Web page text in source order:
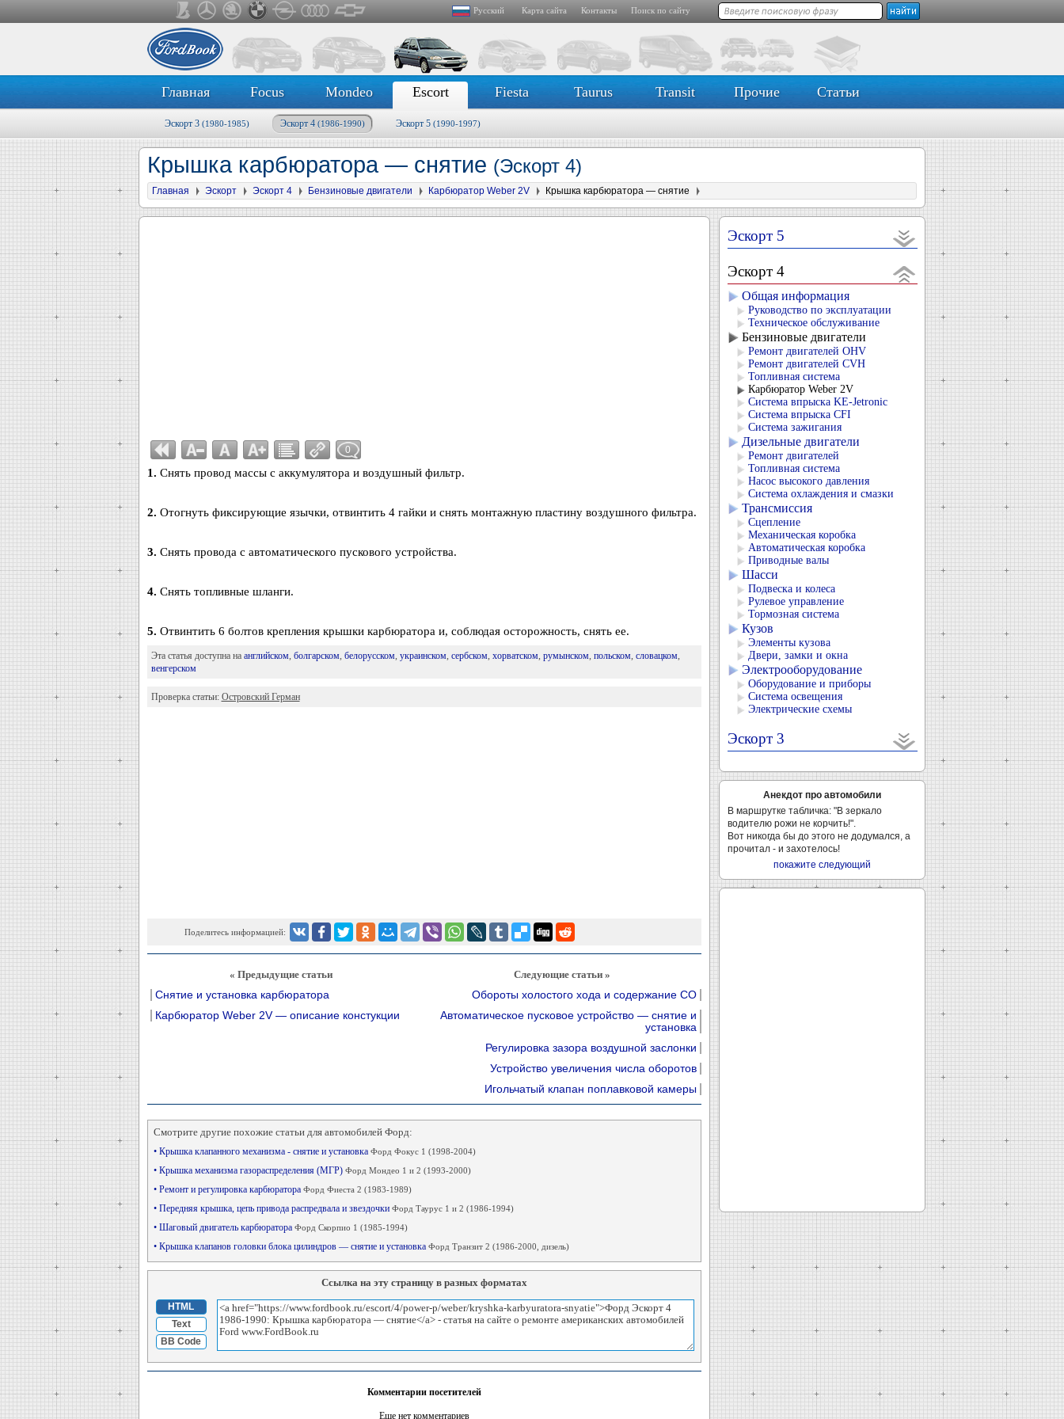
Русский Карта сайта Контакты Поиск по сайту
Главная Focus Mondeo Escort Fiesta Taurus Transit Прочие Статьи
Эскорт 3 (1980-1985) Эскорт 4 (1986-1990) Эскорт 5 (1990-1997)
Крышка карбюратора — снятие (Эскорт 4)
Главная Эскорт Эскорт 4 Бензиновые двигатели Карбюратор Weber 2V Крышка карбюратора — снятие
0
1. Снять провод массы с аккумулятора и воздушный фильтр.
2. Отогнуть фиксирующие язычки, отвинтить 4 гайки и снять монтажную пластину воздушного фильтра.
3. Снять провода с автоматического пускового устройства.
4. Снять топливные шланги.
5. Отвинтить 6 болтов крепления крышки карбюратора и, соблюдая осторожность, снять ее.
Эта статья доступна на английском, болгарском, белорусском, украинском, сербском, хорватском, румынском, польском, словацком,
венгерском
Проверка статьи: Островский Герман
Поделитесь информацией:
« Предыдущие статьи
Снятие и установка карбюратора
Карбюратор Weber 2V — описание констукции
Следующие статьи »
Обороты холостого хода и содержание СО
Автоматическое пусковое устройство — снятие и
установка
Регулировка зазора воздушной заслонки
Устройство увеличения числа оборотов
Игольчатый клапан поплавковой камеры
Смотрите другие похожие статьи для автомобилей Форд:
• Крышка клапанного механизма - снятие и установка Форд Фокус 1 (1998-2004)
• Крышка механизма газораспределения (МГР) Форд Мондео 1 и 2 (1993-2000)
• Ремонт и регулировка карбюратора Форд Фиеста 2 (1983-1989)
• Передняя крышка, цепь привода распредвала и звездочки Форд Таурус 1 и 2 (1986-1994)
• Шаговый двигатель карбюратора Форд Скорпио 1 (1985-1994)
• Крышка клапанов головки блока цилиндров — снятие и установка Форд Транзит 2 (1986-2000, дизель)
Ссылка на эту страницу в разных форматах
HTML
Text
BB Code
Комментарии посетителей
Еще нет комментариев
Эскорт 5
Эскорт 4
Общая информация
Руководство по эксплуатации
Техническое обслуживание
Бензиновые двигатели
Ремонт двигателей OHV
Ремонт двигателей CVH
Топливная система
Карбюратор Weber 2V
Система впрыска KЕ-Jetronic
Система впрыска CFI
Система зажигания
Дизельные двигатели
Ремонт двигателей
Топливная система
Насос высокого давления
Система охлаждения и смазки
Трансмиссия
Сцепление
Механическая коробка
Автоматическая коробка
Приводные валы
Шасси
Подвеска и колеса
Рулевое управление
Тормозная система
Кузов
Элементы кузова
Двери, замки и окна
Электрооборудование
Оборудование и приборы
Система освещения
Электрические схемы
Эскорт 3
Анекдот про автомобили
В маршрутке табличка: "В зеркало
водителю рожи не корчить!".
Вот никогда бы до этого не додумался, а
прочитал - и захотелось!
покажите следующий